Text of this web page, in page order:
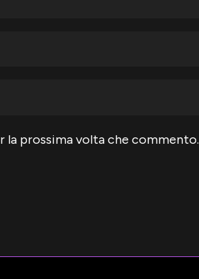
la prossima volta che commento.